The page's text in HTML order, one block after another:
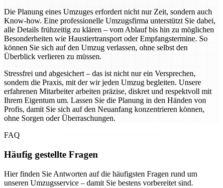
Die Planung eines Umzuges erfordert nicht nur Zeit, sondern auch
Know-how. Eine professionelle Umzugsfirma unterstützt Sie dabei,
alle Details frühzeitig zu klären – vom Ablauf bis hin zu möglichen
Besonderheiten wie Haustiertransport oder Empfangstermine. So
können Sie sich auf den Umzug verlassen, ohne selbst den
Überblick verlieren zu müssen.
Stressfrei und abgesichert – das ist nicht nur ein Versprechen,
sondern die Praxis, mit der wir jeden Umzug begleiten. Unsere
erfahrenen Mitarbeiter arbeiten präzise, diskret und respektvoll mit
Ihrem Eigentum um. Lassen Sie die Planung in den Händen von
Profis, damit Sie sich auf den Neuanfang konzentrieren können,
ohne Sorgen oder Überraschungen.
FAQ
Häufig gestellte Fragen
Hier finden Sie Antworten auf die häufigsten Fragen rund um
unseren Umzugsservice – damit Sie bestens vorbereitet sind.